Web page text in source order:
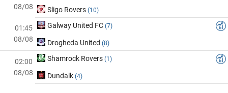
08/08
Sligo Rovers (10)
01:45
08/08
Galway United FC (7)
Drogheda United (8)
02:00
08/08
Shamrock Rovers (1)
Dundalk (4)